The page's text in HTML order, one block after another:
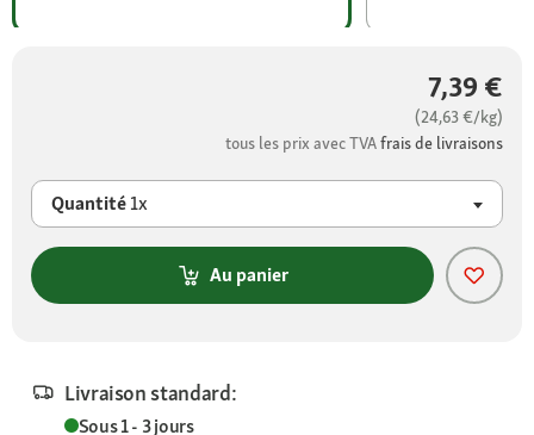
7,39 €
(24,63 €/kg)
tous les prix avec TVAfrais de livraisons
Quantité1x
Au panier
Livraison standard:
Sous 1 - 3 jours